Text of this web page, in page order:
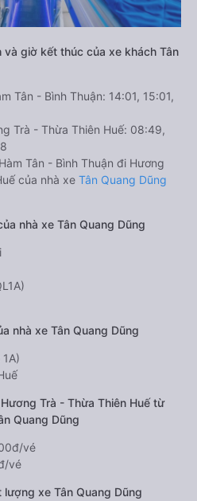
và giờ kết thúc của xe khách Tân
Tân - Bình Thuận: 14:01, 15:01,
Trà - Thừa Thiên Huế: 08:49,
Tân - Bình Thuận đi Hương
của nhà xe Tân Quang Dũng
nhà xe Tân Quang Dũng
nhà xe Tân Quang Dũng
Trà - Thừa Thiên Huế từ
Quang Dũng
vé
vé
xe Tân Quang Dũng